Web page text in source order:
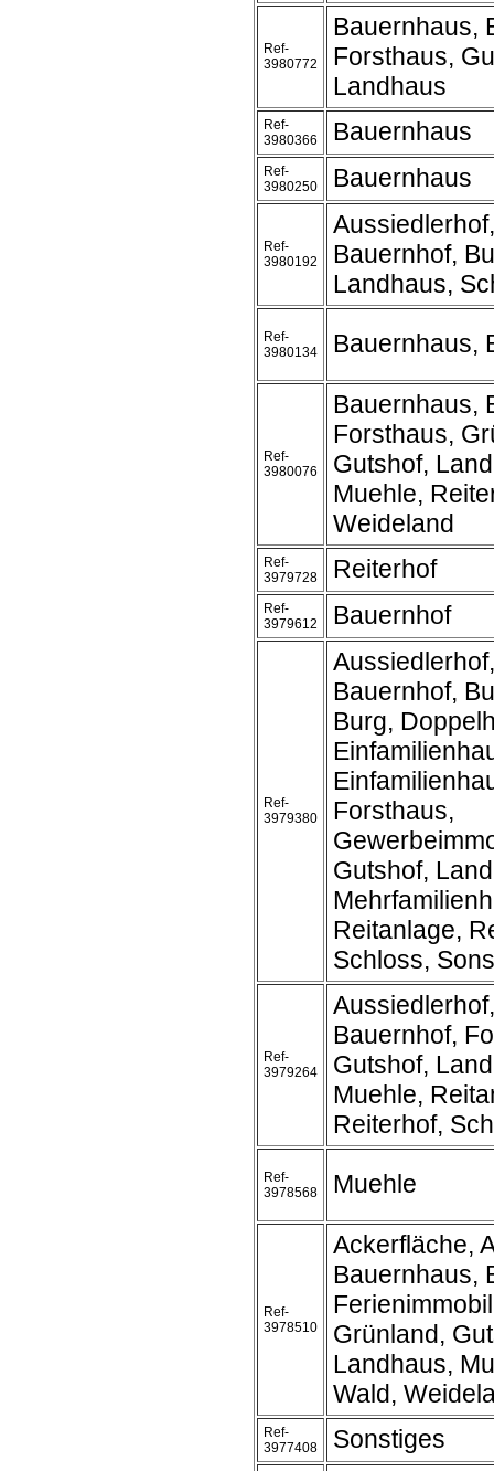
Ref-
3980772
Bauernhaus,
Forsthaus,
Landhaus
Ref-
3980366
Bauernhaus
Ref-
3980250
Bauernhaus
Ref-
3980192
Bauernhof,
Landhaus,
Ref-
3980134
Bauernhaus,
Ref-
3980076
Bauernhaus,
Forsthaus,
Gutshof,
Muehle,
Weideland
Ref-
3979728
Reiterhof
Ref-
3979612
Bauernhof
Ref-
3979380
Bauernhof,
Burg,
Forsthaus,
Gutshof,
Reitanlage,
Schloss,
Ref-
3979264
Bauernhof,
Gutshof,
Muehle,
Reiterhof,
Ref-
3978568
Muehle
Ref-
3978510
Ackerfläche,
Bauernhaus,
Grünland,
Landhaus,
Wald,
Ref-
3977408
Sonstiges